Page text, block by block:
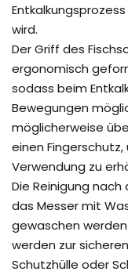
wird.
Der Griff des
ergonomisch
sodass beim
Bewegungen
möglicherweise
einen
Verwendung zu
Die Reinigung
das Messer mit
gewaschen
werden zur
Schutzhülle oder